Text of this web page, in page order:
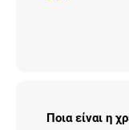
Ποια είναι η